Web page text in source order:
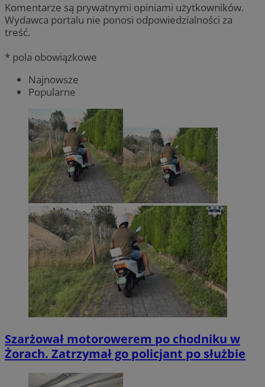
Komentarze są prywatnymi opiniami użytkowników.
Wydawca portalu nie ponosi odpowiedzialności za
treść.
* pola obowiązkowe
Najnowsze
Popularne
Szarżował motorowerem po chodniku w
Żorach. Zatrzymał go policjant po służbie